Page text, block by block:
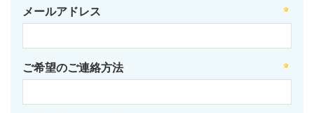
メールアドレス
ご希望のご連絡方法